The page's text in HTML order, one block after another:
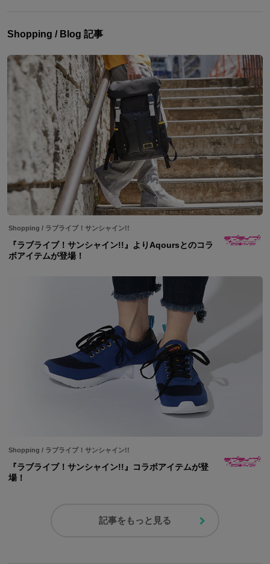
Shopping / Blog 記事
Shopping / ラブライブ！サンシャイン!!
『ラブライブ！サンシャイン!!』よりAqoursとのコラ
ボアイテムが登場！
Shopping / ラブライブ！サンシャイン!!
『ラブライブ！サンシャイン!!』コラボアイテムが登
場！
記事をもっと見る